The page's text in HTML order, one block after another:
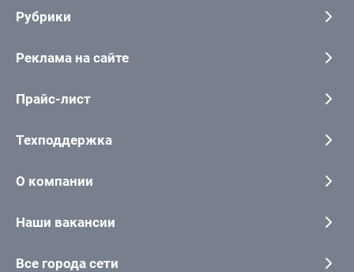
Рубрики
Реклама на сайте
Прайс-лист
Техподдержка
О компании
Наши вакансии
Все города сети